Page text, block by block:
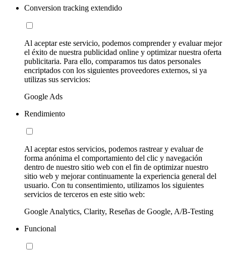
Conversion tracking extendido
Al aceptar este servicio, podemos comprender y evaluar mejor
el éxito de nuestra publicidad online y optimizar nuestra oferta
publicitaria. Para ello, comparamos tus datos personales
encriptados con los siguientes proveedores externos, si ya
utilizas sus servicios:
Google Ads
Rendimiento
Al aceptar estos servicios, podemos rastrear y evaluar de
forma anónima el comportamiento del clic y navegación
dentro de nuestro sitio web con el fin de optimizar nuestro
sitio web y mejorar continuamente la experiencia general del
usuario. Con tu consentimiento, utilizamos los siguientes
servicios de terceros en este sitio web:
Google Analytics, Clarity, Reseñas de Google, A/B-Testing
Funcional